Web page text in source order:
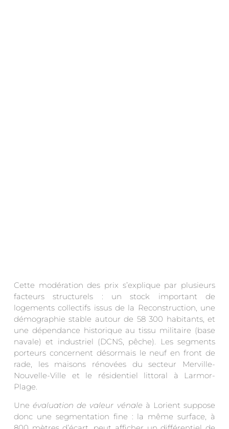
Cette modération des prix s’explique par plusieurs
facteurs structurels : un stock important de
logements collectifs issus de la Reconstruction, une
démographie stable autour de 58 300 habitants, et
une dépendance historique au tissu militaire (base
navale) et industriel (DCNS, pêche). Les segments
porteurs concernent désormais le neuf en front de
rade, les maisons rénovées du secteur Merville-
Nouvelle-Ville et le résidentiel littoral à Larmor-
Plage.
Uneévaluation de valeur vénaleà Lorient suppose
donc une segmentation fine : la même surface, à